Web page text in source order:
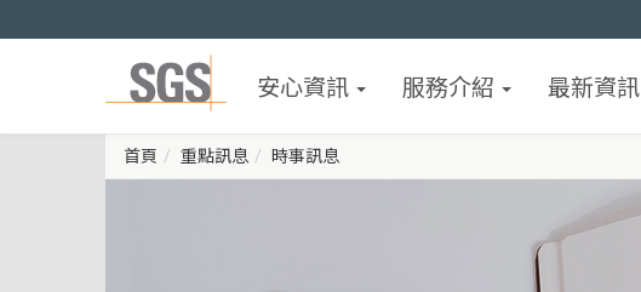
安心資訊 服務介紹 最新資訊
首頁 重點訊息 時事訊息